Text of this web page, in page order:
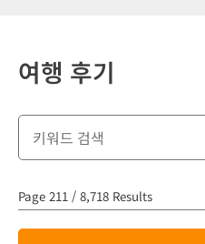
여행 후기
Page 211 / 8,718 Results